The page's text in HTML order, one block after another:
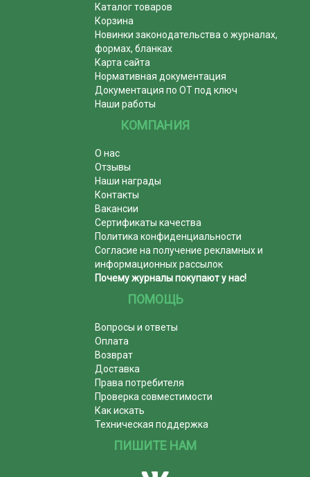
Каталог товаров
Корзина
Новинки законодательства о журналах,
формах, бланках
Карта сайта
Нормативная документация
Документация по ОТ под ключ
Наши работы
КОМПАНИЯ
О нас
Отзывы
Наши награды
Контакты
Вакансии
Сертификаты качества
Политика конфиденциальности
Согласие на получение рекламных и
информационных рассылок
Почему журналы покупают у нас!
ПОМОЩЬ
Вопросы и ответы
Оплата
Возврат
Доставка
Права потребителя
Проверка совместимости
Как искать
Техническая поддержка
ПИШИТЕ НАМ